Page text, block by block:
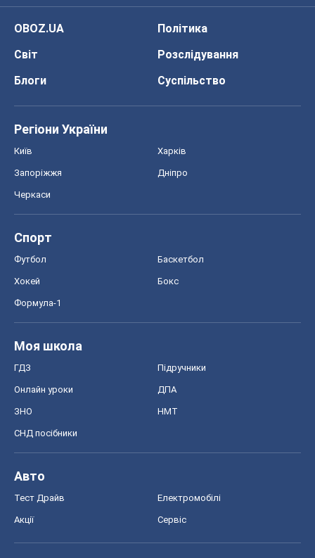
OBOZ.UA
Політика
Світ
Розслідування
Блоги
Суспільство
Регіони України
Київ Харків
Запоріжжя Дніпро
Черкаси
Спорт
Футбол Баскетбол
Хокей Бокс
Формула-1
Моя школа
ГДЗ Підручники
Онлайн уроки ДПА
ЗНО НМТ
СНД посібники
Авто
Тест Драйв Електромобілі
Акції Сервіс